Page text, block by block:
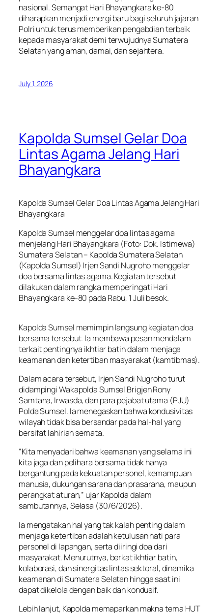
nasional. Semangat Hari Bhayangkara ke-80
diharapkan menjadi energi baru bagi seluruh jajaran
Polri untuk terus memberikan pengabdian terbaik
kepada masyarakat demi terwujudnya Sumatera
Selatan yang aman, damai, dan sejahtera.
July 1, 2026
Kapolda Sumsel Gelar Doa
Lintas Agama Jelang Hari
Bhayangkara
Kapolda Sumsel Gelar Doa Lintas Agama Jelang Hari
Bhayangkara
Kapolda Sumsel menggelar doa lintas agama
menjelang Hari Bhayangkara (Foto: Dok. Istimewa)
Sumatera Selatan – Kapolda Sumatera Selatan
(Kapolda Sumsel) Irjen Sandi Nugroho menggelar
doa bersama lintas agama. Kegiatan tersebut
dilakukan dalam rangka memperingati Hari
Bhayangkara ke-80 pada Rabu, 1 Juli besok.
Kapolda Sumsel memimpin langsung kegiatan doa
bersama tersebut. Ia membawa pesan mendalam
terkait pentingnya ikhtiar batin dalam menjaga
keamanan dan ketertiban masyarakat (kamtibmas).
Dalam acara tersebut, Irjen Sandi Nugroho turut
didampingi Wakapolda Sumsel Brigjen Rony
Samtana, Irwasda, dan para pejabat utama (PJU)
Polda Sumsel. Ia menegaskan bahwa kondusivitas
wilayah tidak bisa bersandar pada hal-hal yang
bersifat lahiriah semata.
“Kita menyadari bahwa keamanan yang selama ini
kita jaga dan pelihara bersama tidak hanya
bergantung pada kekuatan personel, kemampuan
manusia, dukungan sarana dan prasarana, maupun
perangkat aturan,” ujar Kapolda dalam
sambutannya, Selasa (30/6/2026).
Ia mengatakan hal yang tak kalah penting dalam
menjaga ketertiban adalah ketulusan hati para
personel di lapangan, serta diiringi doa dari
masyarakat. Menurutnya, berkat ikhtiar batin,
kolaborasi, dan sinergitas lintas sektoral, dinamika
keamanan di Sumatera Selatan hingga saat ini
dapat dikelola dengan baik dan kondusif.
Lebih lanjut, Kapolda memaparkan makna tema HUT